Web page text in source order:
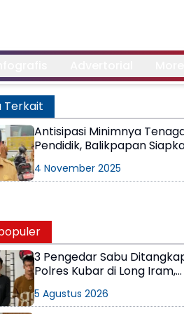
Terkait
Antisipasi Minimnya
Pendidik, Balikpapan
4 November 2025
3 Pengedar Sabu
Polres Kubar di Long Iram,
5 Agustus 2026